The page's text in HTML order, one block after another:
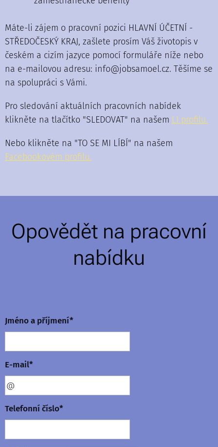
Máte-li zájem o pracovní pozici HLAVNÍ ÚČETNÍ -
STŘEDOČESKÝ KRAJ, zašlete prosím Váš životopis v
českém a cizím jazyce pomocí formuláře níže nebo
na e-mailovou adresu: info@jobsamoel.cz. Těšíme se
na spolupráci s Vámi.
Pro sledování aktuálních pracovních nabídek
klikněte na tlačítko "SLEDOVAT" na našem LI profilu.
Nebo klikněte na "TO SE MI LÍBÍ" na našem
Facebookovém profilu.
Opovědět na pracovní
nabídku
Jméno a příjmení*
E-mail*
Telefonní číslo*